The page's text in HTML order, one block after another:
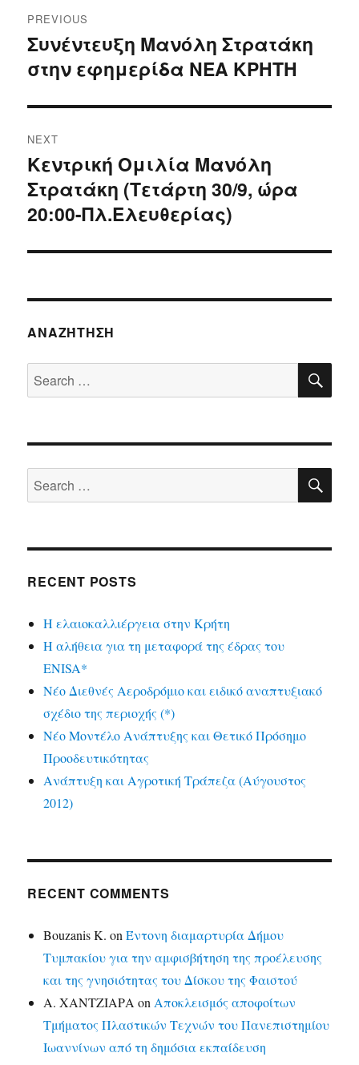
navigation
PREVIOUS
Previous
post:
Συνέντευξη Μανόλη Στρατάκη
στην εφημερίδα ΝΕΑ ΚΡΗΤΗ
NEXT
Next
post:
Κεντρική Ομιλία Μανόλη
Στρατάκη (Τετάρτη 30/9, ώρα
20:00-Πλ.Ελευθερίας)
ΑΝΑΖΉΤΗΣΗ
Search
for:
Search
for:
RECENT POSTS
Η ελαιοκαλλιέργεια στην Κρήτη
Η αλήθεια για τη μεταφορά της έδρας του
ENISA*
Νέο Διεθνές Αεροδρόμιο και ειδικό αναπτυξιακό
σχέδιο της περιοχής (*)
Νέο Μοντέλο Ανάπτυξης και Θετικό Πρόσημο
Προοδευτικότητας
Ανάπτυξη και Αγροτική Τράπεζα (Αύγουστος
2012)
RECENT COMMENTS
Bouzanis K. onΈντονη διαμαρτυρία Δήμου
Τυμπακίου για την αμφισβήτηση της προέλευσης
και της γνησιότητας του Δίσκου της Φαιστού
Α. ΧΑΝΤΖΙΑΡΑ on Αποκλεισμός αποφοίτων
Τμήματος Πλαστικών Τεχνών του Πανεπιστημίου
Ιωαννίνων από τη δημόσια εκπαίδευση